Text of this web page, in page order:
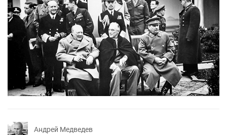
Андрей Медведев